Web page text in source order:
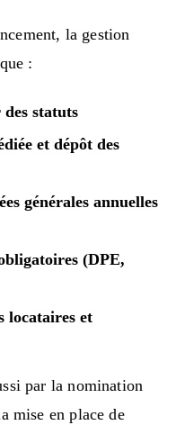
la gestion
:
statuts
et dépôt des
générales annuelles
(DPE,
locataires et
par la nomination
mise en place de